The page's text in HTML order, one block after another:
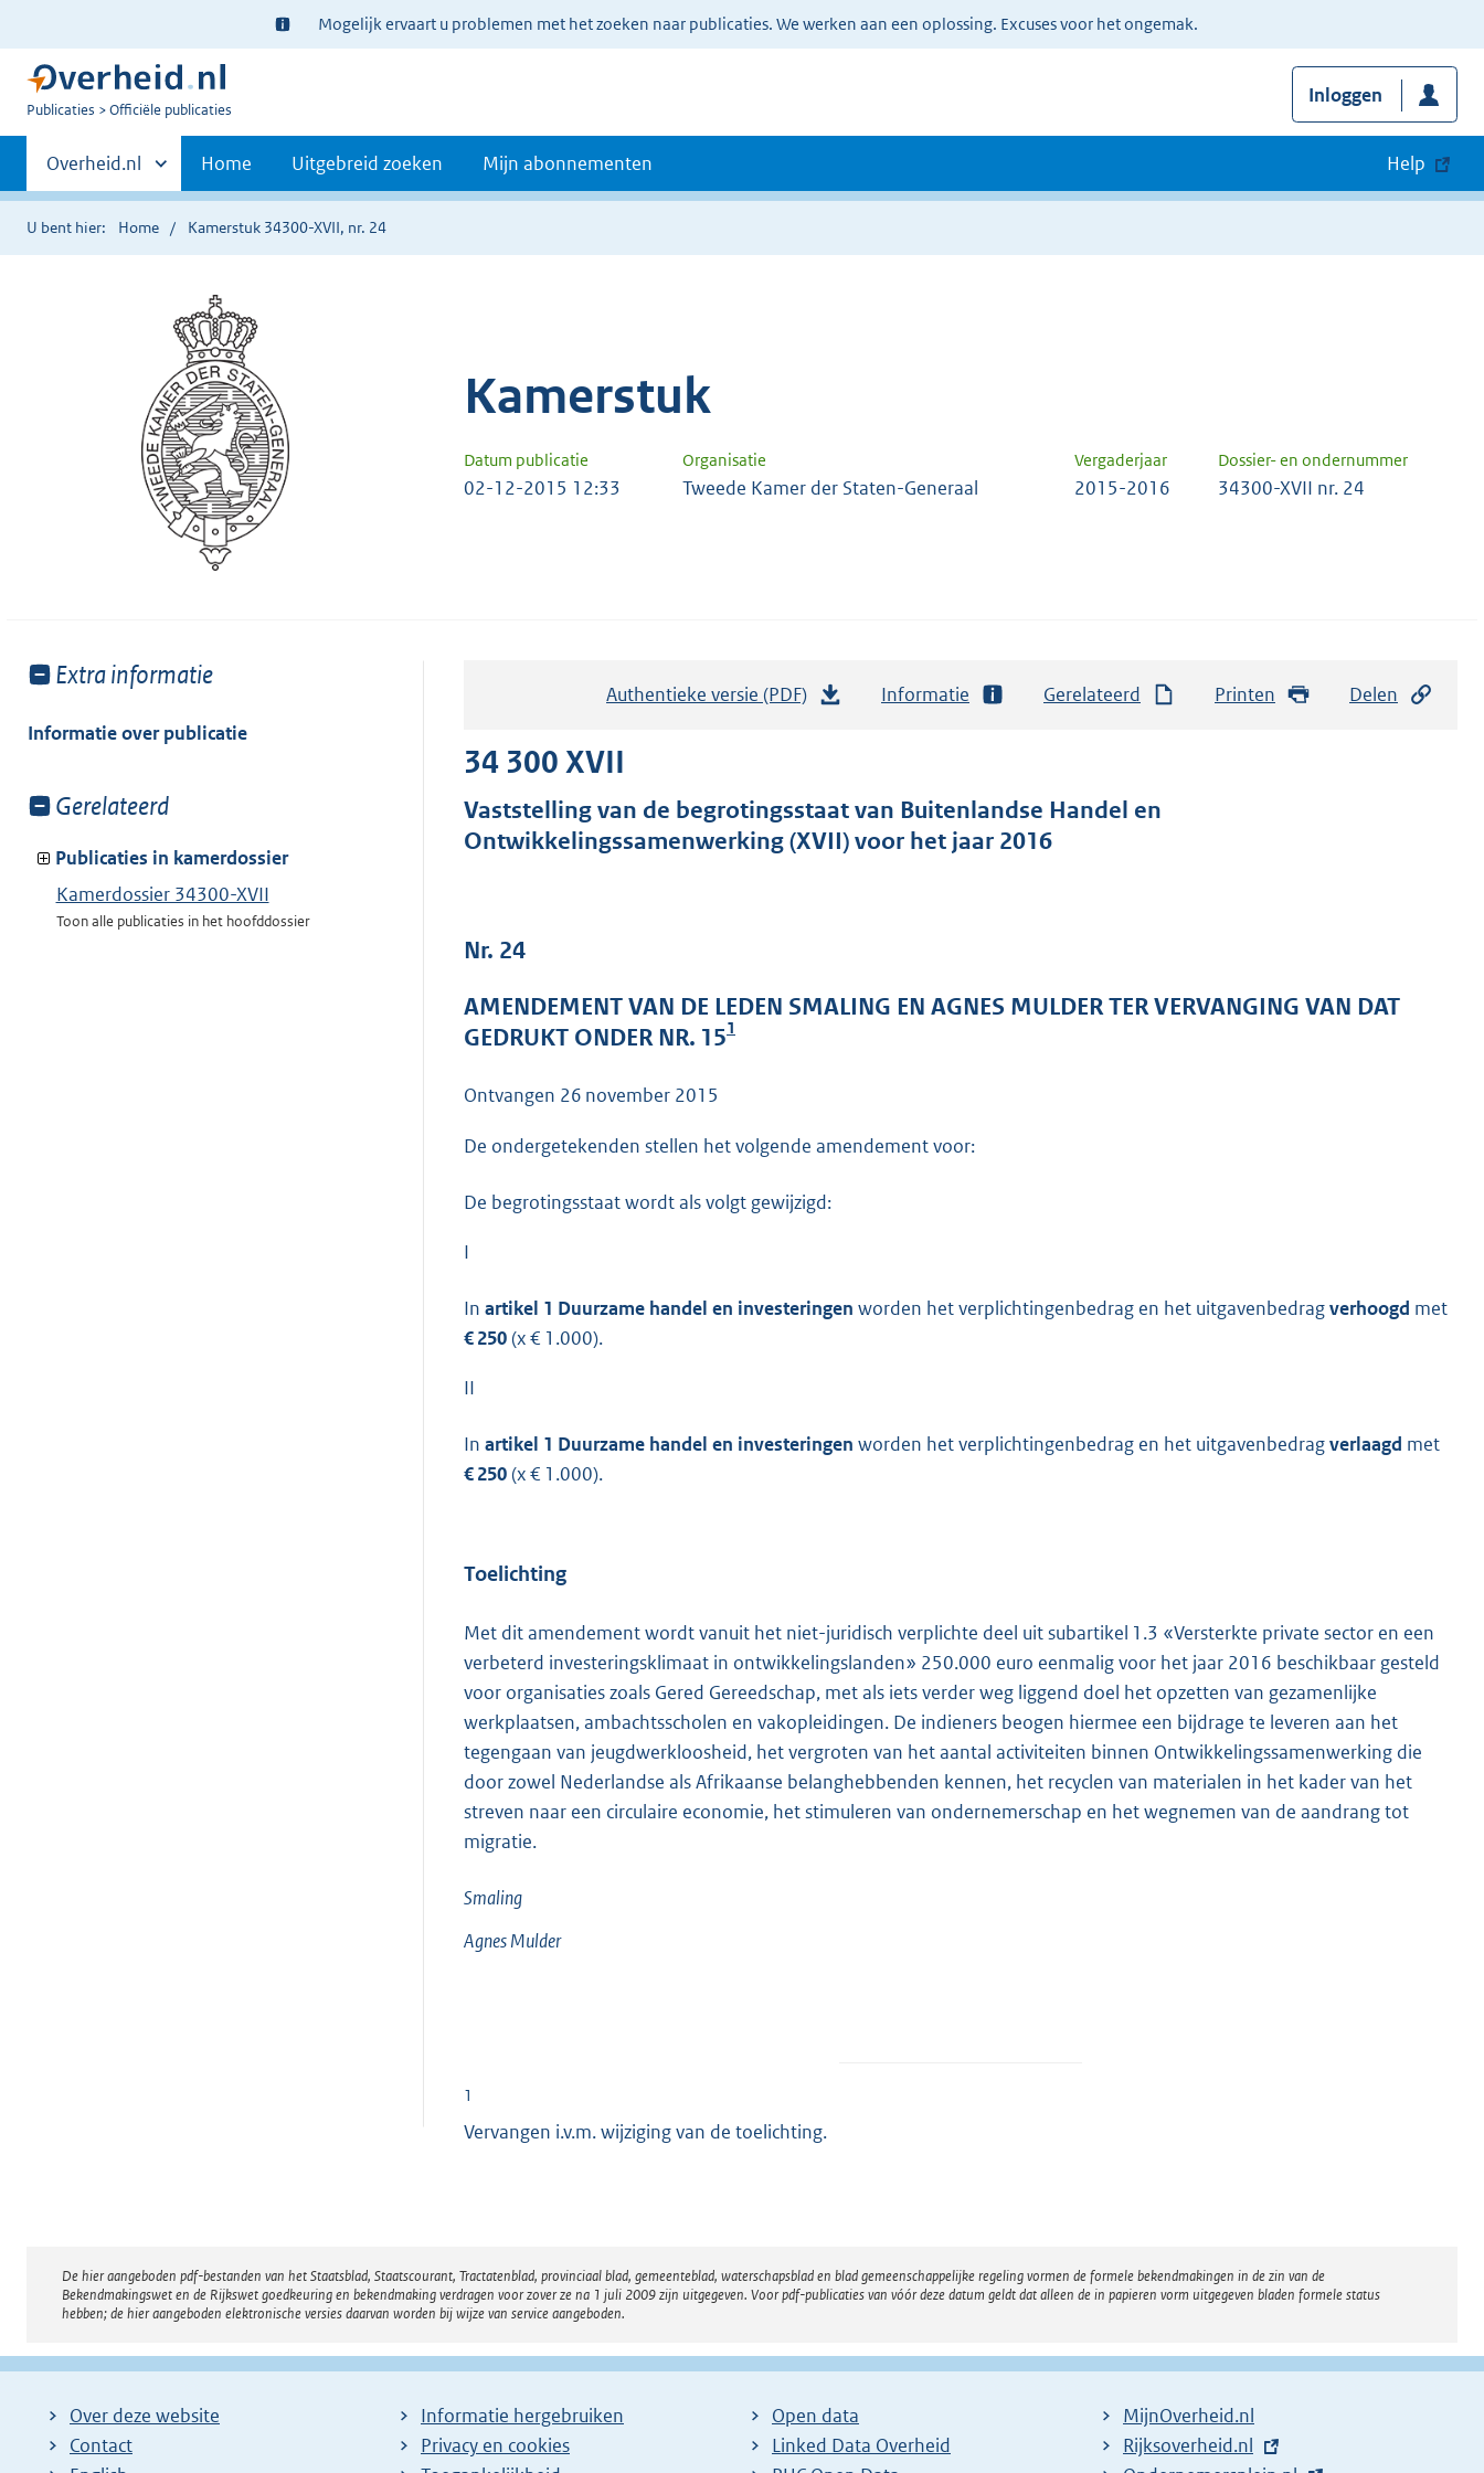
Ter
informatie:
Mogelijk ervaart u problemen met het zoeken naar publicaties. We werken aan een oplossing. Excuses voor het ongemak.
U
Publicaties Officiële publicaties
Inloggen
Primaire
navigatie
Andere
sites
binnen
Overheid.nl Home Uitgebreid zoeken Mijn abonnementen Help
U bent hier: Home Kamerstuk 34300-XVII, nr. 24
Kamerstuk
Datum publicatie Organisatie Vergaderjaar Dossier- en ondernummer
02-12-2015 12:33 Tweede Kamer der Staten-Generaal 2015-2016 34300-XVII nr. 24
Toon
van:
Extra informatie
Informatie over publicatie
Toon
van:
Gerelateerd
Publicaties in kamerdossier
Kamerdossier 34300-XVII
Toon alle publicaties in het hoofddossier
Authentieke versie (PDF)
a
n
o
:
1
Informatie Gerelateerd Printen Delen
34 300 XVII
Vaststelling van de begrotingsstaat van Buitenlandse Handel en
Ontwikkelingssamenwerking (XVII) voor het jaar 2016
Nr. 24
AMENDEMENT VAN DE LEDEN SMALING EN AGNES MULDER TER VERVANGING VAN DAT
GEDRUKT ONDER NR. 151
Ontvangen 26 november 2015
De ondergetekenden stellen het volgende amendement voor:
De begrotingsstaat wordt als volgt gewijzigd:
I
In artikel 1 Duurzame handel en investeringen worden het verplichtingenbedrag en het uitgavenbedragverhoogd met
€ 250(x € 1.000).
II
In artikel 1 Duurzame handel en investeringen worden het verplichtingenbedrag en het uitgavenbedragverlaagd met
€ 250(x € 1.000).
Toelichting
Met dit amendement wordt vanuit het niet-juridisch verplichte deel uit subartikel 1.3 «Versterkte private sector en een
verbeterd investeringsklimaat in ontwikkelingslanden» 250.000 euro eenmalig voor het jaar 2016 beschikbaar gesteld
voor organisaties zoals Gered Gereedschap, met als iets verder weg liggend doel het opzetten van gezamenlijke
werkplaatsen, ambachtsscholen en vakopleidingen. De indieners beogen hiermee een bijdrage te leveren aan het
tegengaan van jeugdwerkloosheid, het vergroten van het aantal activiteiten binnen Ontwikkelingssamenwerking die
door zowel Nederlandse als Afrikaanse belanghebbenden kennen, het recyclen van materialen in het kader van het
streven naar een circulaire economie, het stimuleren van ondernemerschap en het wegnemen van de aandrang tot
migratie.
Smaling
AgnesMulder
1
Vervangen i.v.m. wijziging van de toelichting.
Disclaimer
De hier aangeboden pdf-bestanden van het Staatsblad, Staatscourant, Tractatenblad, provinciaal blad, gemeenteblad, waterschapsblad en blad gemeenschappelijke regeling vormen de formele bekendmakingen in de zin van de
Bekendmakingswet en de Rijkswet goedkeuring en bekendmaking verdragen voor zover ze na 1 juli 2009 zijn uitgegeven. Voor pdf-publicaties van vóór deze datum geldt dat alleen de in papieren vorm uitgegeven bladen formele status
hebben; de hier aangeboden elektronische versies daarvan worden bij wijze van service aangeboden.
Over deze website
Contact
Informatie hergebruiken
Privacy en cookies
Open data
Linked Data Overheid
MijnOverheid.nl
E
Rijksoverheid.nl